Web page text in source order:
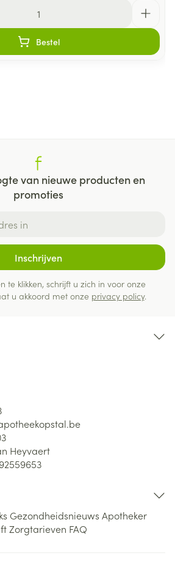
Bestel
van nieuwe producten en
promoties
Inschrijven
te klikken, schrijft u zich in voor onze
u akkoord met onze privacy policy.
Heyvaert
Gezondheidsnieuws Apotheker
Zorgtarieven FAQ